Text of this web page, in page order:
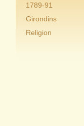
1789-91
Girondins
Religion